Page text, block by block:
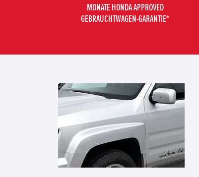
MONATE HONDA APPROVED
GEBRAUCHTWAGEN-GARANTIE*